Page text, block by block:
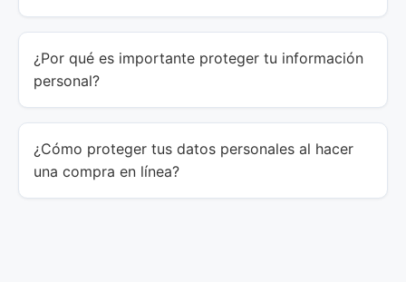
¿Por qué es importante proteger tu información
personal?
¿Cómo proteger tus datos personales al hacer
una compra en línea?